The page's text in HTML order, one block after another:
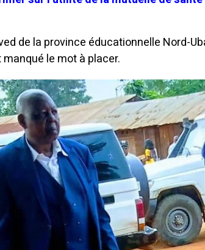
de la province éducationnelle Nord-
manqué le mot à placer.